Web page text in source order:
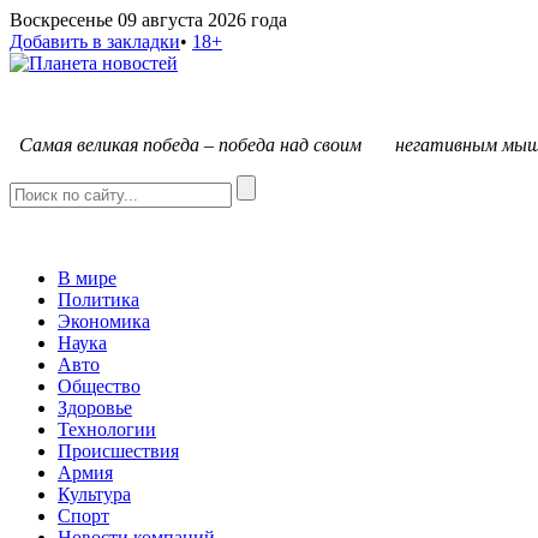
Воскресенье 09 августа 2026 года
Добавить в закладки• 18+
Самая великая победа – победа над своим негативным
В мире
Политика
Экономика
Наука
Авто
Общество
Здоровье
Технологии
Происшествия
Армия
Культура
Спорт